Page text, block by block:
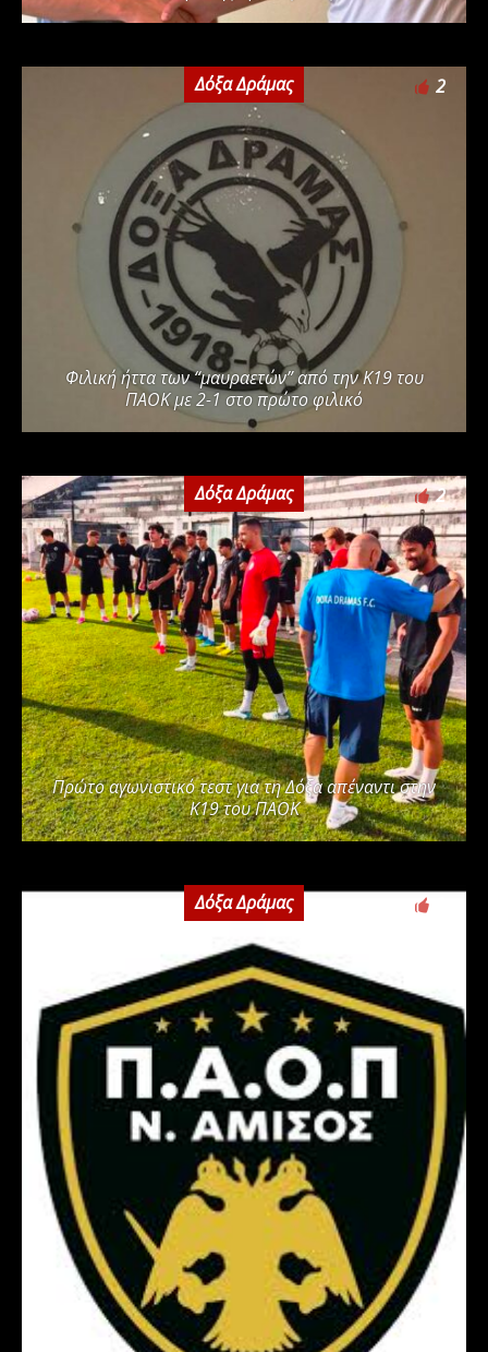
Δόξα Δράμας 2
Φιλική ήττα των “μαυραετών” από την Κ19 του
ΠΑΟΚ με 2-1 στο πρώτο φιλικό
Δόξα Δράμας 2
Πρώτο αγωνιστικό τεστ για τη Δόξα απέναντι στην
Κ19 του ΠΑΟΚ
Δόξα Δράμας